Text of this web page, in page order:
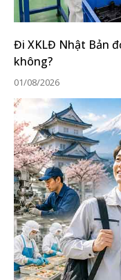
Đi XKLĐ Nhật Bản
không?
01/08/2026